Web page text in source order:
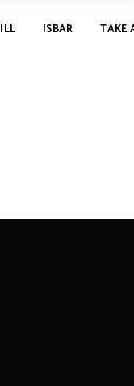
ISBAR TAKE AWAY
ISBAR TAKE